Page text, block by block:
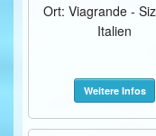
Ort: Viagrande -
Italien
Weitere Infos